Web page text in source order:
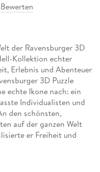
Bewerten
der Ravensburger 3D
Kollektion echter
Erlebnis und Abenteuer
3D Puzzle
echte Ikone nach: ein
Individualisten und
den schönsten,
auf der ganzen Welt
er Freiheit und